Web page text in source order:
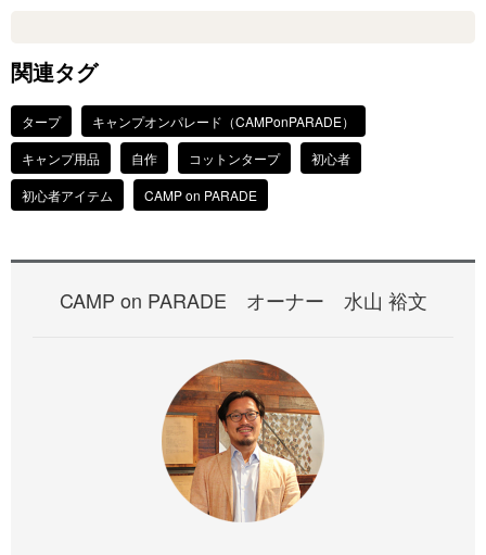
関連タグ
タープ
キャンプオンパレード（CAMPonPARADE）
キャンプ用品
自作 コットンタープ
初心者
初心者アイテム
CAMP on PARADE
CAMP on PARADE オーナー 水山 裕文